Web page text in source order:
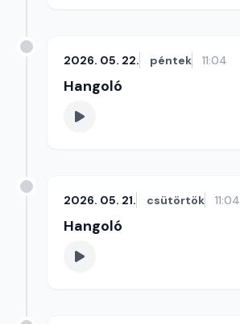
2026. 05. 22. péntek 11:04
Hangoló
2026. 05. 21. csütörtök 11:04
Hangoló